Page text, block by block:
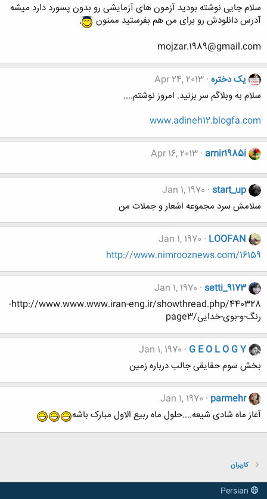
سلام جایی نوشته بودید آزمون های آزمایشی رو بدون پسورد دارد میشه
آدرس دانلودش رو برای من هم بفرستید ممنون
mojzar.1989@gmail.com
یک دختره Apr 24, 2013
سلام به وبلاگم سر بزنید. امروز نوشتم....
www.adineh12.blogfa.com
amir1985i
Apr 16, 2013
start_up
Jan 1, 1970
سلامش سرد مجموعه اشعار و جملات من
LOOFAN
Jan 1, 1970
http://www.nimrooznews.com/16159
setti_9173
Jan 1, 1970
http://www.www.www.iran-eng.ir/showthread.php/440328-
رنگ-و-بوی-خدایی/page3
G E O L O G Y
Jan 1, 1970
بخش سوم حقایقی جالب درباره زمین
parmehr
Jan 1, 1970
آغاز ماه شادی شیعه....حلول ماه ربیع الاول مبارک باشه
کاربران